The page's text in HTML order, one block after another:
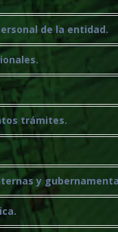
de la entidad.
trámites.
y